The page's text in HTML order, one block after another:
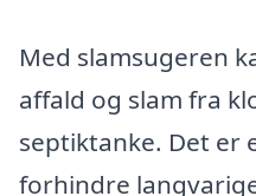
Med slamsugeren
affald og slam fra
septiktanke. Det er
forhindre